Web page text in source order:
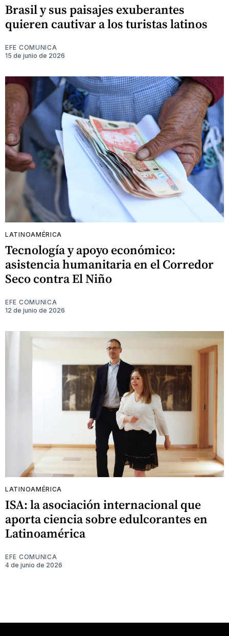
Brasil y sus paisajes exuberantes
quieren cautivar a los turistas latinos
EFE COMUNICA
15 de junio de 2026
LATINOAMÉRICA
Tecnología y apoyo económico:
asistencia humanitaria en el Corredor
Seco contra El Niño
EFE COMUNICA
12 de junio de 2026
LATINOAMÉRICA
ISA: la asociación internacional que
aporta ciencia sobre edulcorantes en
Latinoamérica
EFE COMUNICA
4 de junio de 2026